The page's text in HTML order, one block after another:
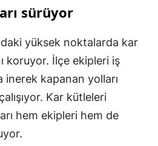
sürüyor
yüksek noktalarda kar
koruyor. İlçe ekipleri iş
inerek kapanan yolları
Kar kütleleri
hem ekipleri hem de